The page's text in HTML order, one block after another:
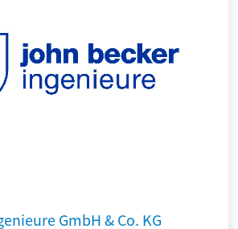
GmbH & Co. KG